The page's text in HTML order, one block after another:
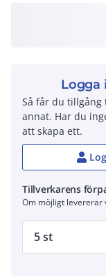
Logga
Så får du tillgång
annat. Har du
att skapa ett.
Tillverkarens
Om möjligt levererar
5 st